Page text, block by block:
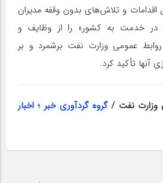
و تلاش‌های بدون وقفه مدیران
در خدمت به کشور» را از وظایف و
عمومی وزارت نفت برشمرد و بر
آنها تأکید کرد.
وزارت نفت / گروه گردآوری خبر ؛ اخبار